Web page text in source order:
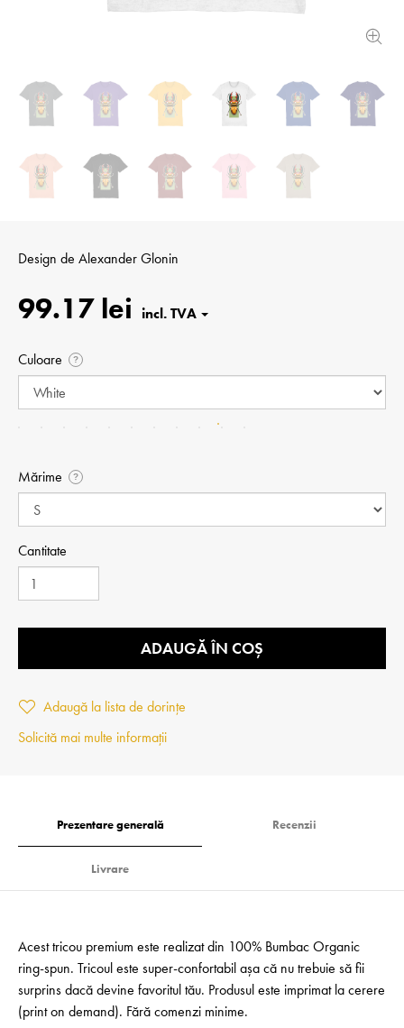
Design de Alexander Glonin
99.17 lei
Culoare ?
Mărime ?
Cantitate
ADAUGĂ ÎN COȘ
Adaugă la lista de dorințe
Solicită mai multe informații
Prezentare generală Recenzii
Livrare
Acest tricou premium este realizat din 100% Bumbac Organic
ring-spun. Tricoul este super-confortabil așa că nu trebuie să fii
surprins dacă devine favoritul tău. Produsul este imprimat la cerere
(print on demand). Fără comenzi minime.